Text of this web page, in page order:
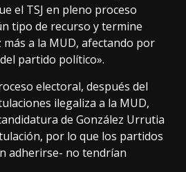
el TSJ en pleno proceso
tipo de recurso y termine
a la MUD, afectando por
partido político».
electoral, después del
ilegaliza a la MUD,
de González Urrutia
por lo que los partidos
adherirse- no tendrían